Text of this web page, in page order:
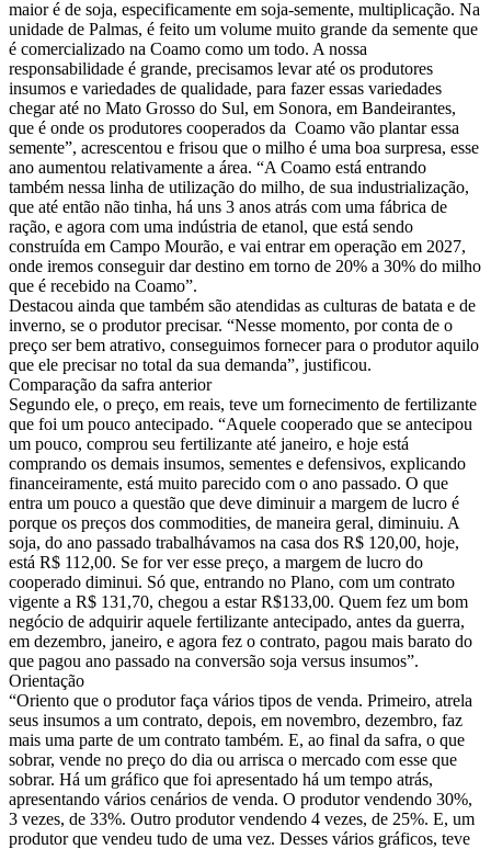
maior é de soja, especificamente em soja-semente, multiplicação. Na
unidade de Palmas, é feito um volume muito grande da semente que
é comercializado na Coamo como um todo. A nossa
responsabilidade é grande, precisamos levar até os produtores
insumos e variedades de qualidade, para fazer essas variedades
chegar até no Mato Grosso do Sul, em Sonora, em Bandeirantes,
que é onde os produtores cooperados da Coamo vão plantar essa
semente”, acrescentou e frisou que o milho é uma boa surpresa, esse
ano aumentou relativamente a área. “A Coamo está entrando
também nessa linha de utilização do milho, de sua industrialização,
que até então não tinha, há uns 3 anos atrás com uma fábrica de
ração, e agora com uma indústria de etanol, que está sendo
construída em Campo Mourão, e vai entrar em operação em 2027,
onde iremos conseguir dar destino em torno de 20% a 30% do milho
que é recebido na Coamo”.
Destacou ainda que também são atendidas as culturas de batata e de
inverno, se o produtor precisar. “Nesse momento, por conta de o
preço ser bem atrativo, conseguimos fornecer para o produtor aquilo
que ele precisar no total da sua demanda”, justificou.
Comparação da safra anterior
Segundo ele, o preço, em reais, teve um fornecimento de fertilizante
que foi um pouco antecipado. “Aquele cooperado que se antecipou
um pouco, comprou seu fertilizante até janeiro, e hoje está
comprando os demais insumos, sementes e defensivos, explicando
financeiramente, está muito parecido com o ano passado. O que
entra um pouco a questão que deve diminuir a margem de lucro é
porque os preços dos commodities, de maneira geral, diminuiu. A
soja, do ano passado trabalhávamos na casa dos R$ 120,00, hoje,
está R$ 112,00. Se for ver esse preço, a margem de lucro do
cooperado diminui. Só que, entrando no Plano, com um contrato
vigente a R$ 131,70, chegou a estar R$133,00. Quem fez um bom
negócio de adquirir aquele fertilizante antecipado, antes da guerra,
em dezembro, janeiro, e agora fez o contrato, pagou mais barato do
que pagou ano passado na conversão soja versus insumos”.
Orientação
“Oriento que o produtor faça vários tipos de venda. Primeiro, atrela
seus insumos a um contrato, depois, em novembro, dezembro, faz
mais uma parte de um contrato também. E, ao final da safra, o que
sobrar, vende no preço do dia ou arrisca o mercado com esse que
sobrar. Há um gráfico que foi apresentado há um tempo atrás,
apresentando vários cenários de venda. O produtor vendendo 30%,
3 vezes, de 33%. Outro produtor vendendo 4 vezes, de 25%. E, um
produtor que vendeu tudo de uma vez. Desses vários gráficos, teve